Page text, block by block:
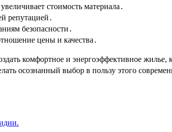
стоимость материала․
репутацией․
безопасности․
цены и качества․
комфортное и энергоэффективное жилье,
осознанный выбор в пользу этого